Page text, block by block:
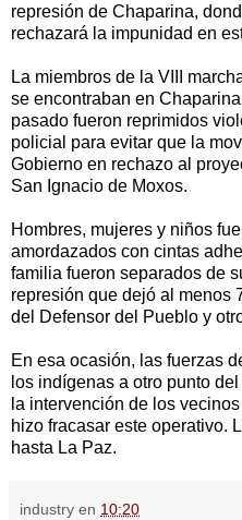
represión de Chaparina,
rechazará la impunidad en
La miembros de la VIII
se encontraban en
pasado fueron reprimidos
policial para evitar que la
Gobierno en rechazo al
San Ignacio de Moxos.
Hombres, mujeres y niños
amordazados con cintas
familia fueron separados de
represión que dejó al menos
del Defensor del Pueblo y
En esa ocasión, las fuerzas
los indígenas a otro punto
la intervención de los
hizo fracasar este operativo.
hasta La Paz.
industry en 10:20